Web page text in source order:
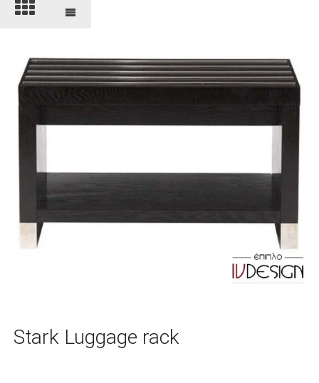
Stark Luggage rack